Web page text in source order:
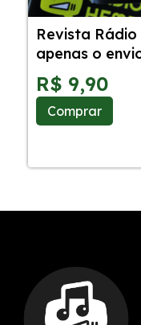
Revista Rádio
apenas o
R$ 9,90
Comprar